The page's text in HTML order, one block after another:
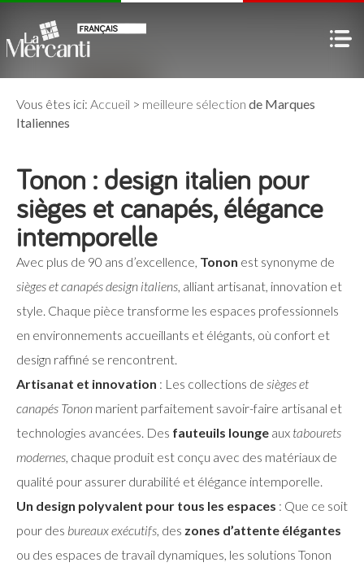
Vous êtes ici: Accueil > meilleure sélection de Marques
Italiennes
Tonon : design italien pour
sièges et canapés, élégance
intemporelle
Avec plus de 90 ans d’excellence, Tonon est synonyme de
sièges et canapés design italiens, alliant artisanat, innovation et
style. Chaque pièce transforme les espaces professionnels
en environnements accueillants et élégants, où confort et
design raffiné se rencontrent.
Artisanat et innovation : Les collections de sièges et
canapés Tonon marient parfaitement savoir-faire artisanal et
technologies avancées. Des fauteuils lounge aux tabourets
modernes, chaque produit est conçu avec des matériaux de
qualité pour assurer durabilité et élégance intemporelle.
Un design polyvalent pour tous les espaces : Que ce soit
pour des bureaux exécutifs, des zones d’attente élégantes
ou des espaces de travail dynamiques, les solutions Tonon